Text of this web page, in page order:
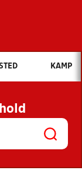
du søge efter?
NYHEDER
OG
KAMP